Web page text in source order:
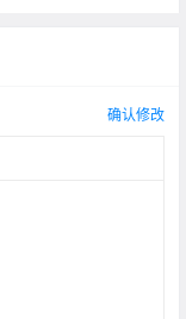
确认修改